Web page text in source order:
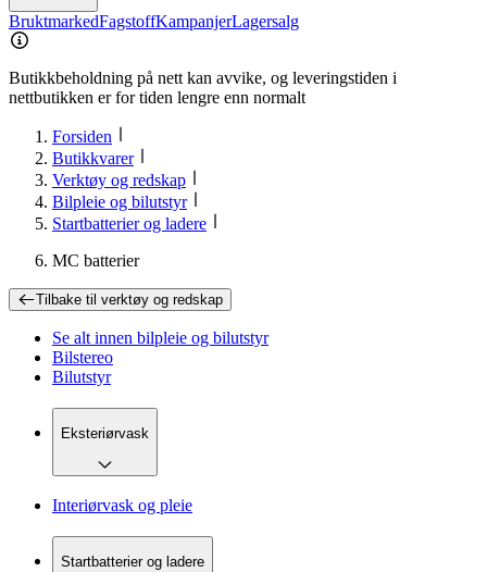
BruktmarkedFagstoffKampanjerLagersalg
Butikkbeholdning på nett kan avvike, og leveringstiden i
nettbutikken er for tiden lengre enn normalt
Forsiden
Butikkvarer
Verktøy og redskap
Bilpleie og bilutstyr
Startbatterier og ladere
MC batterier
Tilbake til verktøy og redskap
Se alt innen bilpleie og bilutstyr
Bilstereo
Bilutstyr
Eksteriørvask
Interiørvask og pleie
Startbatterier og ladere